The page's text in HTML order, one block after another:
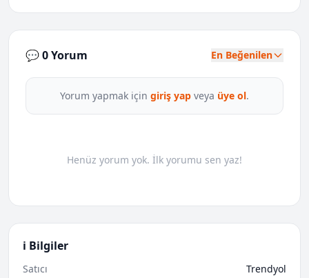
💬 0 Yorum En Beğenilen
Yorum yapmak için giriş yap veya üye ol.
Henüz yorum yok. İlk yorumu sen yaz!
ℹ️ Bilgiler
Satıcı
Trendyol